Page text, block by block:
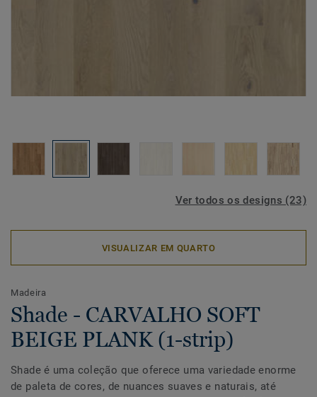
Ver todos os designs (23)
VISUALIZAR EM QUARTO
Madeira
Shade - CARVALHO SOFT
BEIGE PLANK (1-strip)
Shade é uma coleção que oferece uma variedade enorme
de paleta de cores, de nuances suaves e naturais, até